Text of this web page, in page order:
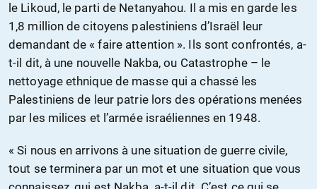
le Likoud, le parti de Netanyahou. Il a mis en garde les
1,8 million de citoyens palestiniens d’Israël leur
demandant de « faire attention ». Ils sont confrontés, a-
t-il dit, à une nouvelle Nakba, ou Catastrophe – le
nettoyage ethnique de masse qui a chassé les
Palestiniens de leur patrie lors des opérations menées
par les milices et l’armée israéliennes en 1948.
« Si nous en arrivons à une situation de guerre civile,
tout se terminera par un mot et une situation que vous